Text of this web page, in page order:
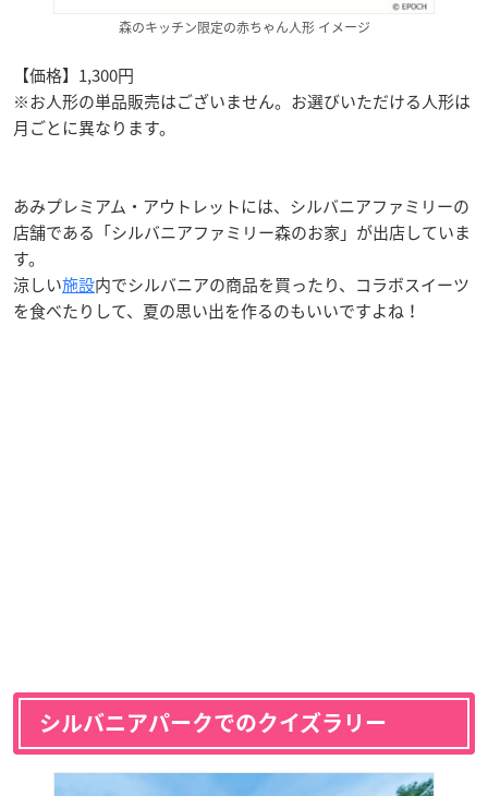
森のキッチン限定の赤ちゃん人形 イメージ
【価格】1,300円
※お人形の単品販売はございません。お選びいただける人形は
月ごとに異なります。
あみプレミアム・アウトレットには、シルバニアファミリーの
店舗である「シルバニアファミリー森のお家」が出店していま
す。
涼しい施設内でシルバニアの商品を買ったり、コラボスイーツ
を食べたりして、夏の思い出を作るのもいいですよね！
シルバニアパークでのクイズラリー